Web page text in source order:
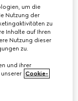
die erste
Haus in
um die
Nutzung der
zu
Inhalte auf Ihren
Nutzung dieser
zu.
und ihrer
Cookie-